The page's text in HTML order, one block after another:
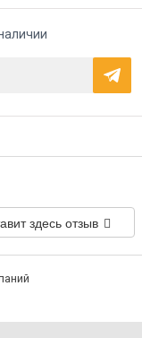
здесь отзыв